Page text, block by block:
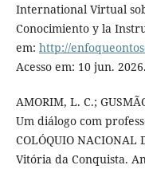
International Virtual
Conocimiento y la
em: http://
Acesso em: 10 jun. 2026.
AMORIM, L. C.;
Um diálogo com
COLÓQUIO NACIONAL
Vitória da Conquista.